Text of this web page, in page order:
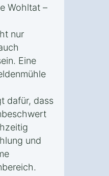
Wohltat –
nur
Eine
dafür, dass
und